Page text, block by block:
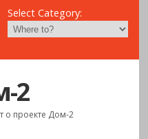
Select Category:
2
о проекте Дом-2